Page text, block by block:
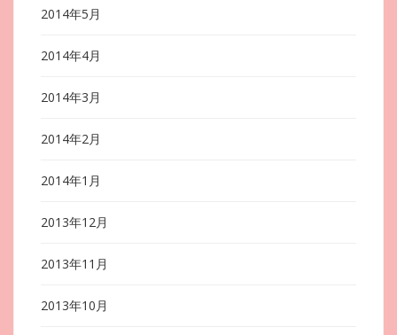
2014年5月
2014年4月
2014年3月
2014年2月
2014年1月
2013年12月
2013年11月
2013年10月